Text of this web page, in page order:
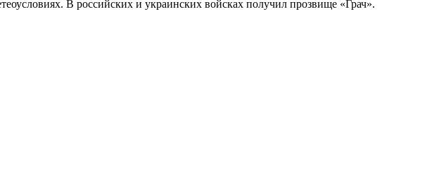
В российских и украинских войсках получил прозвище «Грач».